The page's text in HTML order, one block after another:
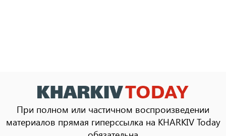
При полном или частичном воспроизведении
материалов прямая гиперссылка на KHARKIV Today